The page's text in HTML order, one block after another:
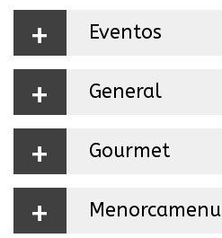
+ Eventos
+ General
+ Gourmet
+ Menorcamenu